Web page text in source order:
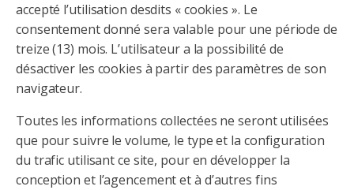
accepté l’utilisation desdits « cookies ». Le
consentement donné sera valable pour une période de
treize (13) mois. L’utilisateur a la possibilité de
désactiver les cookies à partir des paramètres de son
navigateur.
Toutes les informations collectées ne seront utilisées
que pour suivre le volume, le type et la configuration
du trafic utilisant ce site, pour en développer la
conception et l’agencement et à d’autres fins